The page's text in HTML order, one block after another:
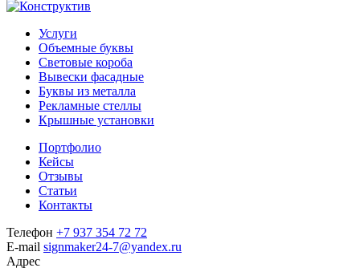
Услуги
Объемные буквы
Световые короба
Вывески фасадные
Буквы из металла
Рекламные стеллы
Крышные установки
Портфолио
Кейсы
Отзывы
Статьи
Контакты
Телефон +7 937 354 72 72
E-mail signmaker24-7@yandex.ru
Адрес